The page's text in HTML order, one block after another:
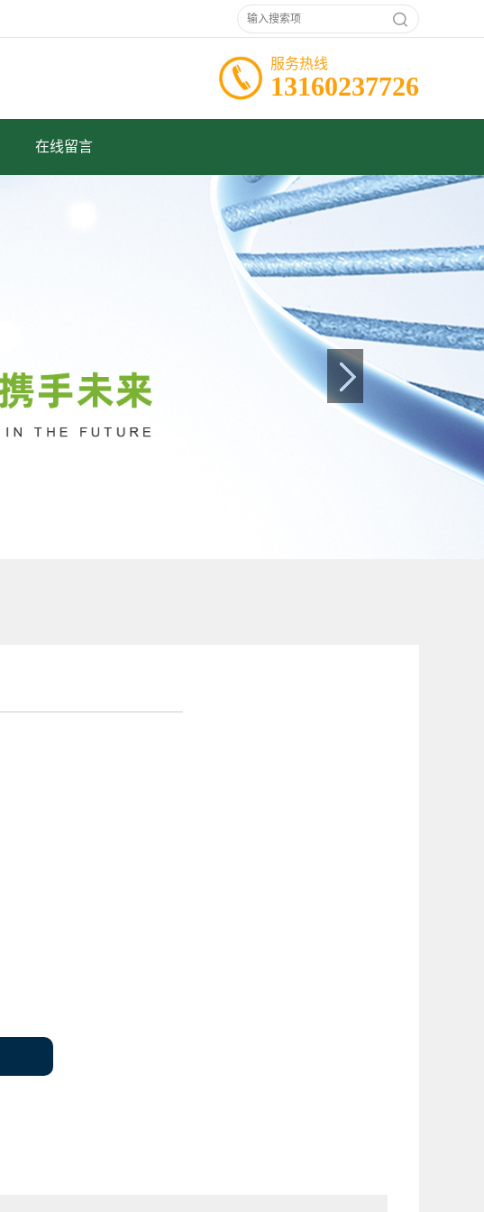
服务热线
13160237726
在线留言